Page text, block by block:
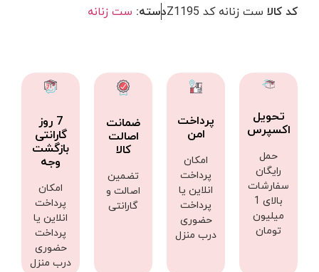
کد کالا ست زنانه کد Z1195 دسته: ست زنانه
تحویل
اکسپرس
حمل
رایگان
سفارشات
بالای 1
میلیون
تومان
پرداخت
امن
امکان
پرداخت
انلاین یا
پرداخت
حضوری
درب منزل
ضمانت
اصالت
کالا
تضمین
اصالت و
گارانتی
7 روز
گارانتی
بازگشت
وجه
امکان
پرداخت
انلاین یا
پرداخت
حضوری
درب منزل